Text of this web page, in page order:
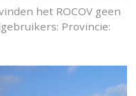
het ROCOV geen
Provincie: